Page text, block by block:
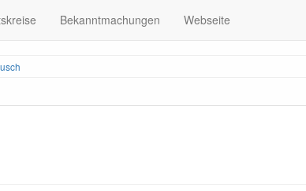
Bekanntmachungen Webseite